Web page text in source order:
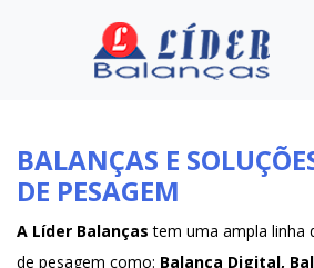
BALANÇAS E
DE PESAGEM
A Líder Balanças tem uma ampla linha
de pesagem como: Balança Digital,